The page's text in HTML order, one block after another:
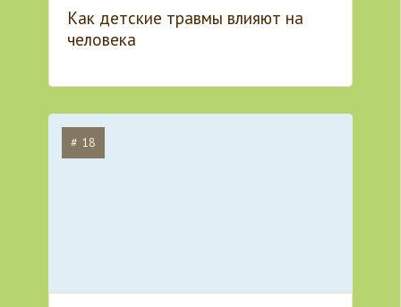
Как детские травмы влияют на
человека
# 18